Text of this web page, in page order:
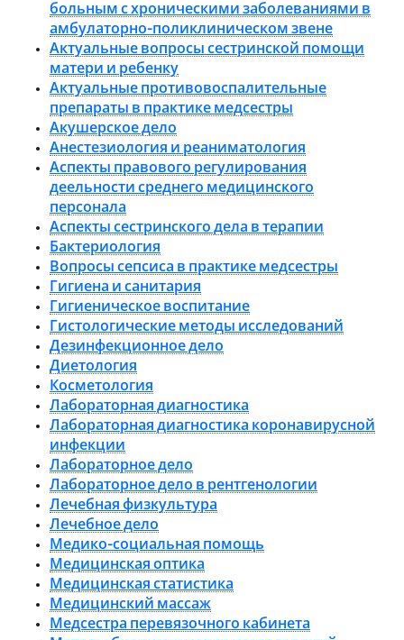
больным с хроническими заболеваниями в
амбулаторно-поликлиническом звене
Актуальные вопросы сестринской помощи
матери и ребенку
Актуальные противовоспалительные
препараты в практике медсестры
Акушерское дело
Анестезиология и реаниматология
Аспекты правового регулирования
деельности среднего медицинского
персонала
Аспекты сестринского дела в терапии
Бактериология
Вопросы сепсиса в практике медсестры
Гигиена и санитария
Гигиеническое воспитание
Гистологические методы исследований
Дезинфекционное дело
Диетология
Косметология
Лабораторная диагностика
Лабораторная диагностика коронавирусной
инфекции
Лабораторное дело
Лабораторное дело в рентгенологии
Лечебная физкультура
Лечебное дело
Медико-социальная помощь
Медицинская оптика
Медицинская статистика
Медицинский массаж
Медсестра перевязочного кабинета